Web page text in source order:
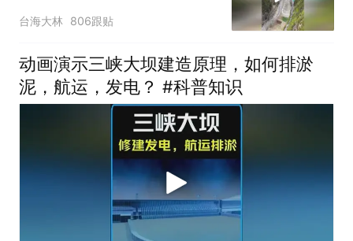
架设计
台海大林 806跟贴
动画演示三峡大坝建造原理，如何排淤
泥，航运，发电？ #科普知识